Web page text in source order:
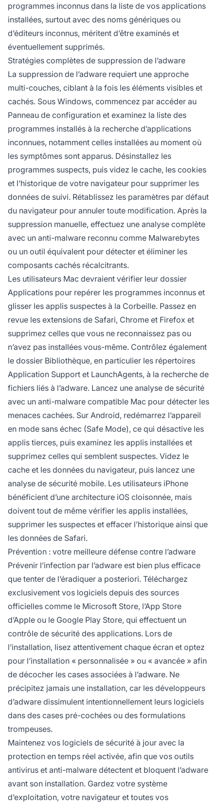
programmes inconnus dans la liste de vos applications
installées, surtout avec des noms génériques ou
d’éditeurs inconnus, méritent d’être examinés et
éventuellement supprimés.
Stratégies complètes de suppression de l’adware
La suppression de l’adware requiert une approche
multi-couches, ciblant à la fois les éléments visibles et
cachés. Sous Windows, commencez par accéder au
Panneau de configuration et examinez la liste des
programmes installés à la recherche d’applications
inconnues, notamment celles installées au moment où
les symptômes sont apparus. Désinstallez les
programmes suspects, puis videz le cache, les cookies
et l’historique de votre navigateur pour supprimer les
données de suivi. Rétablissez les paramètres par défaut
du navigateur pour annuler toute modification. Après la
suppression manuelle, effectuez une analyse complète
avec un anti-malware reconnu comme Malwarebytes
ou un outil équivalent pour détecter et éliminer les
composants cachés récalcitrants.
Les utilisateurs Mac devraient vérifier leur dossier
Applications pour repérer les programmes inconnus et
glisser les applis suspectes à la Corbeille. Passez en
revue les extensions de Safari, Chrome et Firefox et
supprimez celles que vous ne reconnaissez pas ou
n’avez pas installées vous-même. Contrôlez également
le dossier Bibliothèque, en particulier les répertoires
Application Support et LaunchAgents, à la recherche de
fichiers liés à l’adware. Lancez une analyse de sécurité
avec un anti-malware compatible Mac pour détecter les
menaces cachées. Sur Android, redémarrez l’appareil
en mode sans échec (Safe Mode), ce qui désactive les
applis tierces, puis examinez les applis installées et
supprimez celles qui semblent suspectes. Videz le
cache et les données du navigateur, puis lancez une
analyse de sécurité mobile. Les utilisateurs iPhone
bénéficient d’une architecture iOS cloisonnée, mais
doivent tout de même vérifier les applis installées,
supprimer les suspectes et effacer l’historique ainsi que
les données de Safari.
Prévention : votre meilleure défense contre l’adware
Prévenir l’infection par l’adware est bien plus efficace
que tenter de l’éradiquer a posteriori. Téléchargez
exclusivement vos logiciels depuis des sources
officielles comme le Microsoft Store, l’App Store
d’Apple ou le Google Play Store, qui effectuent un
contrôle de sécurité des applications. Lors de
l’installation, lisez attentivement chaque écran et optez
pour l’installation « personnalisée » ou « avancée » afin
de décocher les cases associées à l’adware. Ne
précipitez jamais une installation, car les développeurs
d’adware dissimulent intentionnellement leurs logiciels
dans des cases pré-cochées ou des formulations
trompeuses.
Maintenez vos logiciels de sécurité à jour avec la
protection en temps réel activée, afin que vos outils
antivirus et anti-malware détectent et bloquent l’adware
avant son installation. Gardez votre système
d’exploitation, votre navigateur et toutes vos